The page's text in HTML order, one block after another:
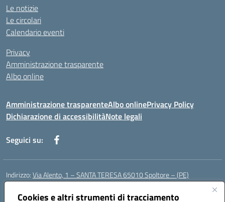
Cookies e altri strumenti di tracciamento
Le notizie
Le circolari
Calendario eventi
Privacy
Amministrazione trasparente
Albo online
Amministrazione trasparenteAlbo onlinePrivacy Policy
Dichiarazione di accessibilitàNote legali
Seguici su:
Indirizzo:Via Alento, 1 – SANTA TERESA 65010 Spoltore – (PE)
Centralino:
Posta elettronica certificata (PEC):peee052003@pec.istruzione.it